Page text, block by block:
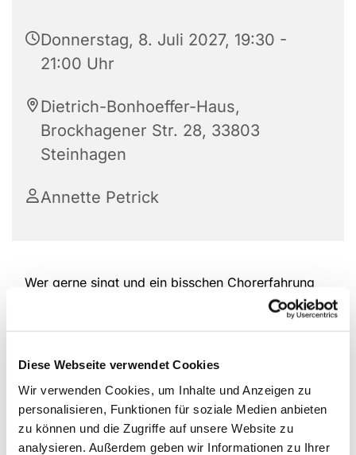
Diese Webseite verwendet Cookies
Wir verwenden Cookies, um Inhalte und Anzeigen zu
personalisieren, Funktionen für soziale Medien anbieten
zu können und die Zugriffe auf unsere Website zu
analysieren. Außerdem geben wir Informationen zu Ihrer
Donnerstag, 8. Juli 2027, 19:30 -
21:00 Uhr
Dietrich-Bonhoeffer-Haus,
Brockhagener Str. 28, 33803
Steinhagen
Annette Petrick
Wer gerne singt und ein bisschen Chorerfahrung
hat, ist herzlich willkommen, bei der Kantorei
reinzuschauen und mitzumachen. Das Repertoire
Komponisten wie Bach, Mendelssohn, Schütz,
Gospels. Die Mitglieder gemischten Alters singen
bei Konzerten, aber auch in Gottesdiensten und bei
anderen Gemeindeveranstalltungen.